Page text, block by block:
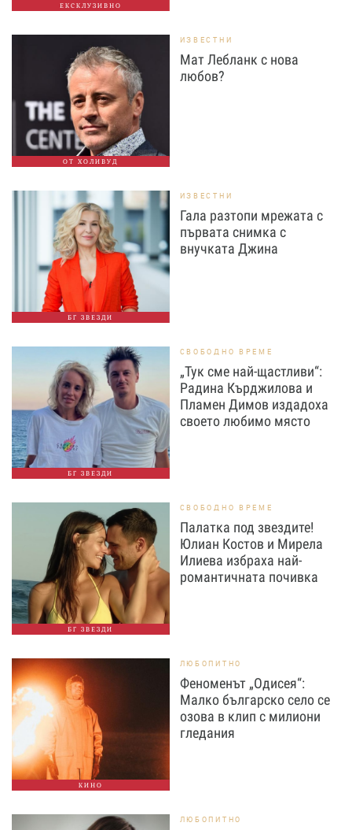
ЕКСКЛУЗИВНО
ОТ ХОЛИВУД
ИЗВЕСТНИ
Мат Лебланк с нова
любов?
БГ ЗВЕЗДИ
ИЗВЕСТНИ
Гала разтопи мрежата с
първата снимка с
внучката Джина
БГ ЗВЕЗДИ
СВОБОДНО ВРЕМЕ
„Тук сме най-щастливи“:
Радина Кърджилова и
Пламен Димов издадоха
своето любимо място
БГ ЗВЕЗДИ
СВОБОДНО ВРЕМЕ
Палатка под звездите!
Юлиан Костов и Мирела
Илиева избраха най-
романтичната почивка
КИНО
ЛЮБОПИТНО
Феноменът „Одисея“:
Малко българско село се
озова в клип с милиони
гледания
ЛЮБОПИТНО